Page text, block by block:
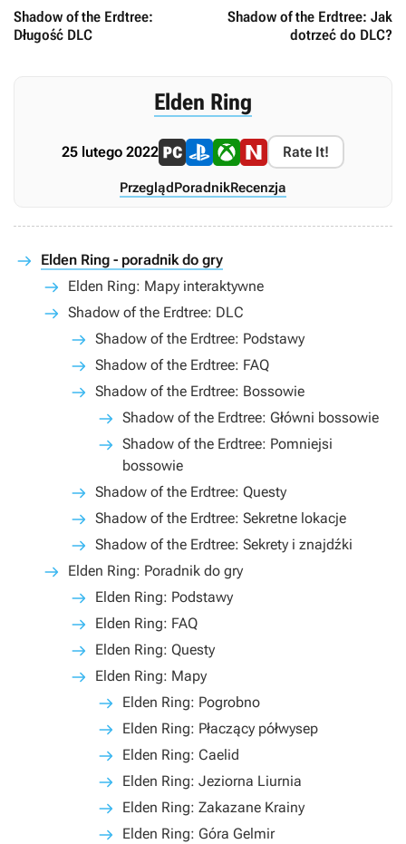
Shadow of the Erdtree:
Długość DLC
Shadow of the Erdtree: Jak
dotrzeć do DLC?
Elden Ring
25 lutego 2022 Rate It!
PrzeglądPoradnikRecenzja
Elden Ring - poradnik do gry
Elden Ring: Mapy interaktywne
Shadow of the Erdtree: DLC
Shadow of the Erdtree: Podstawy
Shadow of the Erdtree: FAQ
Shadow of the Erdtree: Bossowie
Shadow of the Erdtree: Główni bossowie
Shadow of the Erdtree: Pomniejsi
bossowie
Shadow of the Erdtree: Questy
Shadow of the Erdtree: Sekretne lokacje
Shadow of the Erdtree: Sekrety i znajdźki
Elden Ring: Poradnik do gry
Elden Ring: Podstawy
Elden Ring: FAQ
Elden Ring: Questy
Elden Ring: Mapy
Elden Ring: Pogrobno
Elden Ring: Płaczący półwysep
Elden Ring: Caelid
Elden Ring: Jeziorna Liurnia
Elden Ring: Zakazane Krainy
Elden Ring: Góra Gelmir